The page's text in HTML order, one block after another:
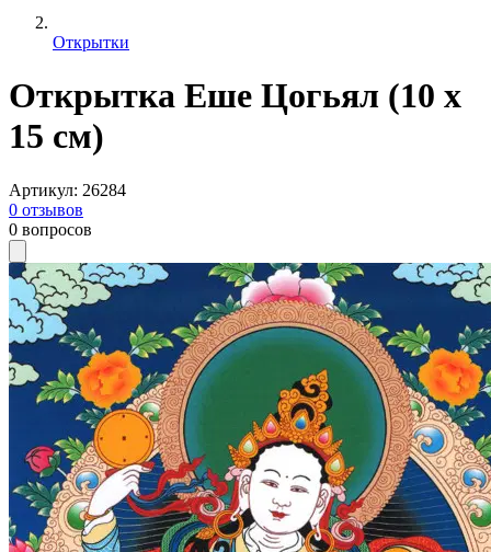
Открытки
Открытка Еше Цогьял (10 x
15 см)
Артикул: 26284
0 отзывов
0 вопросов